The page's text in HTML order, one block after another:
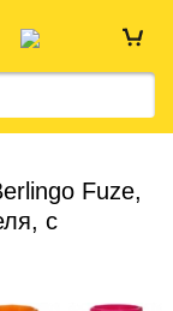
Fuze,
с